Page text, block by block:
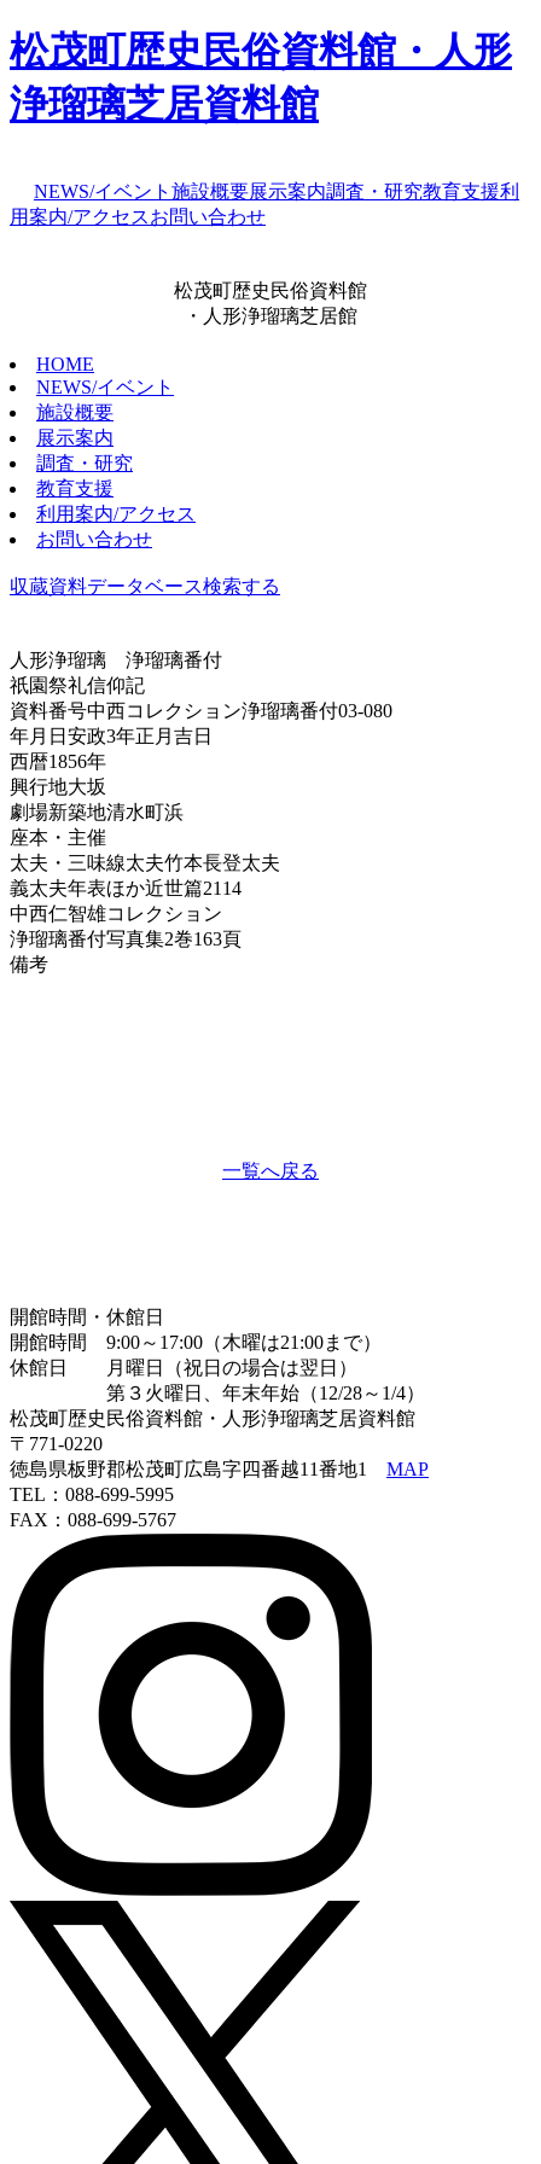
松茂町歴史民俗資料館・人形
浄瑠璃芝居資料館
NEWS/イベント 施設概要展示案内調査・研究教育支援利
用案内/アクセスお問い合わせ
松茂町歴史民俗資料館
・人形浄瑠璃芝居館
HOME
NEWS/イベント
施設概要
展示案内
調査・研究
教育支援
利用案内/アクセス
お問い合わせ
収蔵資料データベース検索する
人形浄瑠璃 浄瑠璃番付
祇園祭礼信仰記
資料番号中西コレクション浄瑠璃番付03-080
年月日 安政3年正月吉日
西暦1856年
興行地大坂
劇場新築地清水町浜
座本・主催
太夫・三味線太夫竹本長登太夫
義太夫年表ほか近世篇2114
中西仁智雄コレクション
浄瑠璃番付写真集2巻163頁
備考
一覧へ戻る
開館時間・休館日
開館時間 9:00～17:00（木曜は21:00まで）
休館日 月曜日（祝日の場合は翌日）
第３火曜日、年末年始（12/28～1/4）
松茂町歴史民俗資料館・人形浄瑠璃芝居資料館
〒771-0220
徳島県板野郡松茂町広島字四番越11番地1 MAP
TEL：088-699-5995
FAX：088-699-5767